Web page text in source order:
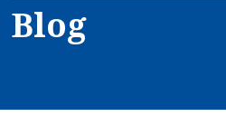
Blog